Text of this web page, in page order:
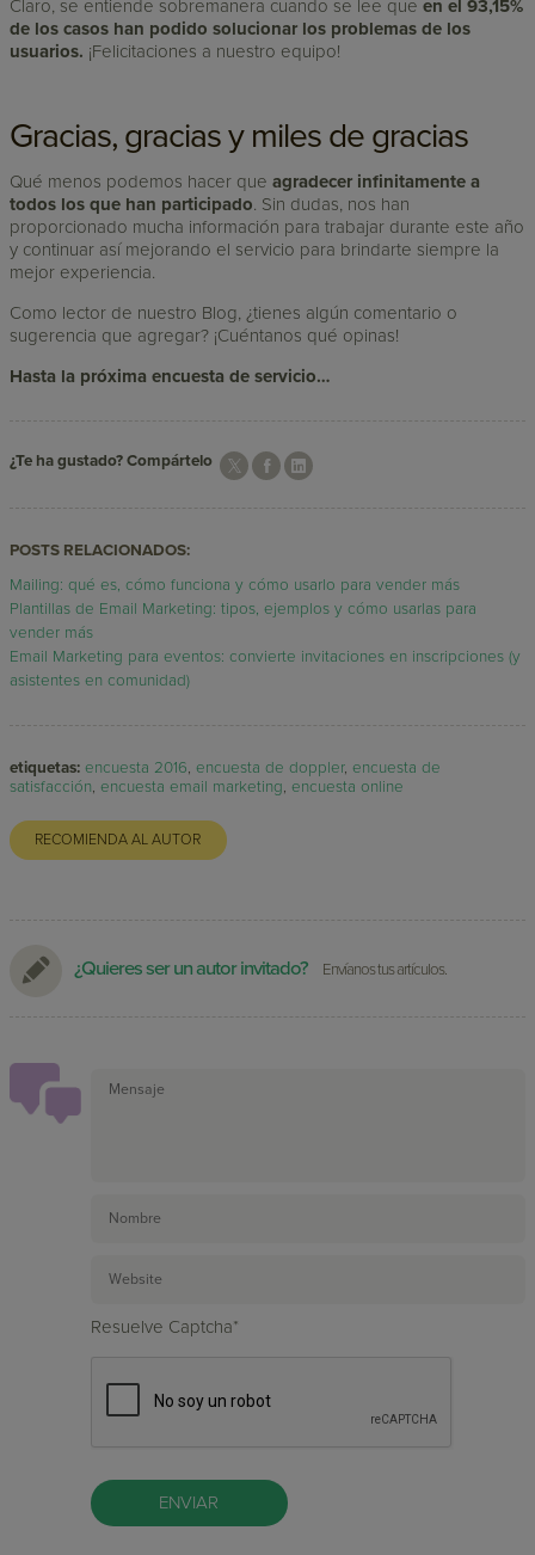
Claro, se entiende sobremanera cuando se lee queen el 93,15%
de los casos han podido solucionar los problemas de los
usuarios. ¡Felicitaciones a nuestro equipo!
Gracias, gracias y miles de gracias
Qué menos podemos hacer queagradecer infinitamente a
todos los que han participado. Sin dudas, nos han
proporcionado mucha información para trabajar durante este año
y continuar así mejorando el servicio para brindarte siempre la
mejor experiencia.
Como lector de nuestro Blog, ¿tienes algún comentario o
sugerencia que agregar? ¡Cuéntanos qué opinas!
Hasta la próxima encuesta de servicio…
¿Te ha gustado? Compártelo
POSTS RELACIONADOS:
Mailing: qué es, cómo funciona y cómo usarlo para vender más
Plantillas de Email Marketing: tipos, ejemplos y cómo usarlas para
vender más
Email Marketing para eventos: convierte invitaciones en inscripciones (y
asistentes en comunidad)
etiquetas: encuesta 2016,encuesta de doppler,encuesta de
satisfacción,encuesta email marketing,encuesta online
RECOMIENDA AL AUTOR
¿Quieres ser un autor invitado? Envíanos tus artículos.
Resuelve Captcha*